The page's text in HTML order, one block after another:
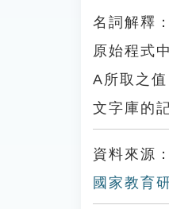
名詞解釋：
原始程式
A所取之
文字庫的
資料來源：
國家教育